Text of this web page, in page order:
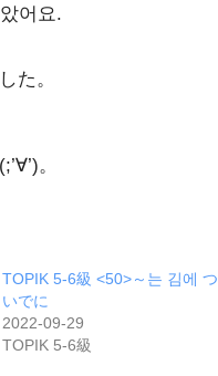
어요.
た。
。
TOPIK 5-6級 <50>～는 김에 つ
いでに
2022-09-29
TOPIK 5-6級